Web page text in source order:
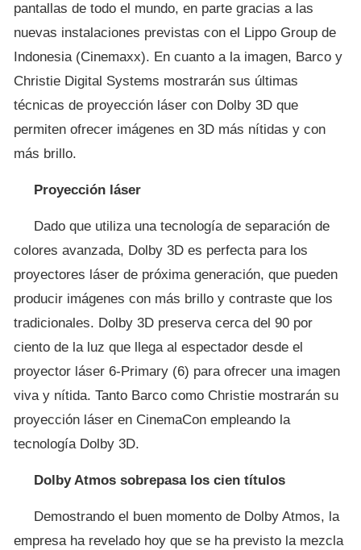
pantallas de todo el mundo, en parte gracias a las
nuevas instalaciones previstas con el Lippo Group de
Indonesia (Cinemaxx). En cuanto a la imagen, Barco y
Christie Digital Systems mostrarán sus últimas
técnicas de proyección láser con Dolby 3D que
permiten ofrecer imágenes en 3D más nítidas y con
más brillo.
Proyección láser
Dado que utiliza una tecnología de separación de
colores avanzada, Dolby 3D es perfecta para los
proyectores láser de próxima generación, que pueden
producir imágenes con más brillo y contraste que los
tradicionales. Dolby 3D preserva cerca del 90 por
ciento de la luz que llega al espectador desde el
proyector láser 6-Primary (6) para ofrecer una imagen
viva y nítida. Tanto Barco como Christie mostrarán su
proyección láser en CinemaCon empleando la
tecnología Dolby 3D.
Dolby Atmos sobrepasa los cien títulos
Demostrando el buen momento de Dolby Atmos, la
empresa ha revelado hoy que se ha previsto la mezcla